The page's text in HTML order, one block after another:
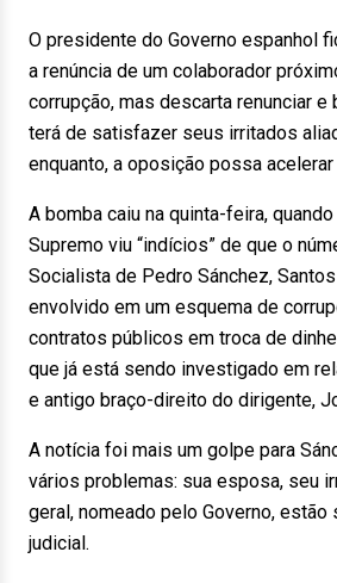
O presidente do Governo espanhol
a renúncia de um colaborador
corrupção, mas descarta renunciar e
terá de satisfazer seus irritados
enquanto, a oposição possa acelerar
A bomba caiu na quinta-feira,
Supremo viu “indícios” de que o
Socialista de Pedro Sánchez,
envolvido em um esquema de
contratos públicos em troca de
que já está sendo investigado em
e antigo braço-direito do dirigente,
A notícia foi mais um golpe para
vários problemas: sua esposa, seu
geral, nomeado pelo Governo,
judicial.